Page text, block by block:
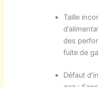
Taille
des
fuite de
Défaut